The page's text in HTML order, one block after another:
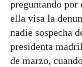
preguntando por
ella visa la
nadie sospecha
presidenta
de marzo,